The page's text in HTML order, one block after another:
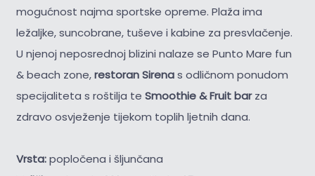
mogućnost najma sportske opreme. Plaža ima
ležaljke, suncobrane, tuševe i kabine za presvlačenje.
U njenoj neposrednoj blizini nalaze se Punto Mare fun
& beach zone,restoran Sirenas odličnom ponudom
specijaliteta s roštilja te Smoothie & Fruit barza
zdravo osvježenje tijekom toplih ljetnih dana.
Vrsta:popločena i šljunčana